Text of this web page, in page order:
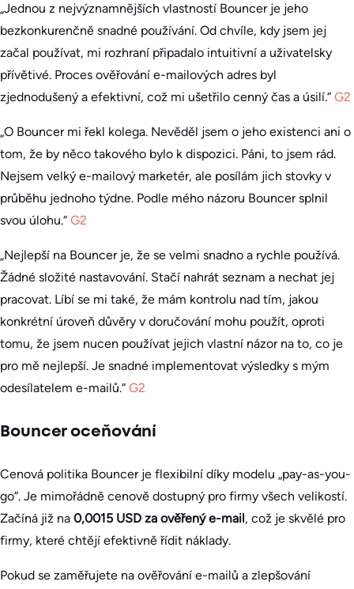
„Jednou z nejvýznamnějších vlastností Bouncer je jeho
bezkonkurenčně snadné používání. Od chvíle, kdy jsem jej
začal používat, mi rozhraní připadalo intuitivní a uživatelsky
přívětivé. Proces ověřování e-mailových adres byl
zjednodušený a efektivní, což mi ušetřilo cenný čas a úsilí.“ G2
„O Bouncer mi řekl kolega. Nevěděl jsem o jeho existenci ani o
tom, že by něco takového bylo k dispozici. Páni, to jsem rád.
Nejsem velký e-mailový marketér, ale posílám jich stovky v
průběhu jednoho týdne. Podle mého názoru Bouncer splnil
svou úlohu.“ G2
„Nejlepší na Bouncer je, že se velmi snadno a rychle používá.
Žádné složité nastavování. Stačí nahrát seznam a nechat jej
pracovat. Líbí se mi také, že mám kontrolu nad tím, jakou
konkrétní úroveň důvěry v doručování mohu použít, oproti
tomu, že jsem nucen používat jejich vlastní názor na to, co je
pro mě nejlepší. Je snadné implementovat výsledky s mým
odesílatelem e-mailů.“ G2
Bouncer oceňování
Cenová politika Bouncer je flexibilní díky modelu „pay-as-you-
go“. Je mimořádně cenově dostupný pro firmy všech velikostí.
Začíná již na 0,0015 USD za ověřený e-mail, což je skvělé pro
firmy, které chtějí efektivně řídit náklady.
Pokud se zaměřujete na ověřování e-mailů a zlepšování